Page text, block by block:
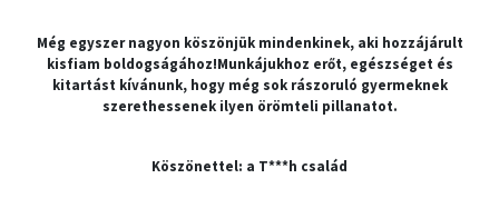
Még egyszer nagyon köszönjük mindenkinek, aki hozzájárult
kisfiam boldogságához!Munkájukhoz erőt, egészséget és
kitartást kívánunk, hogy még sok rászoruló gyermeknek
szerethessenek ilyen örömteli pillanatot.
Köszönettel: a T***h család